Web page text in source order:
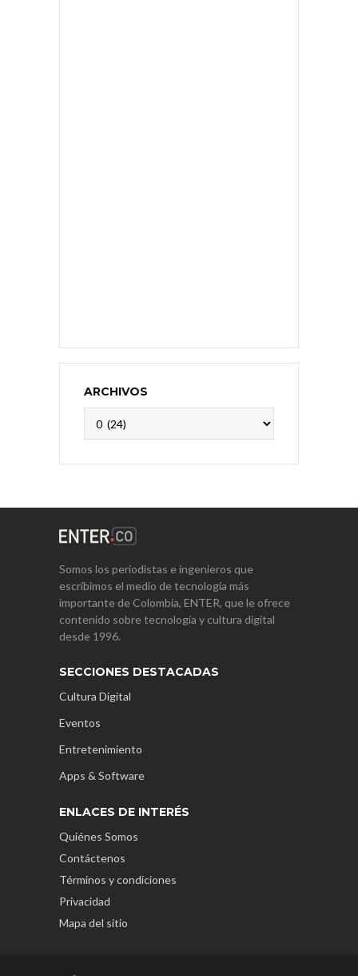
ARCHIVOS
Somos los periodistas e ingenieros que
escribimos el medio de tecnología más
importante de Colombia, ENTER, que le ofrece
contenido sobre tecnología y cultura digital
desde 1996.
SECCIONES DESTACADAS
Cultura Digital
Eventos
Entretenimiento
Apps & Software
ENLACES DE INTERÉS
Quiénes Somos
Contáctenos
Términos y condiciones
Privacidad
Mapa del sitio